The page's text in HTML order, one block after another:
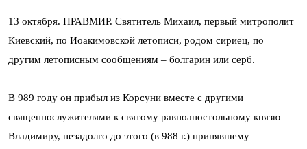
13 октября. ПРАВМИР. Святитель Михаил, первый митрополит
Киевский, по Иоакимовской летописи, родом сириец, по
другим летописным сообщениям – болгарин или серб.
В 989 году он прибыл из Корсуни вместе с другими
священнослужителями к святому равноапостольному князю
Владимиру, незадолго до этого (в 988 г.) принявшему